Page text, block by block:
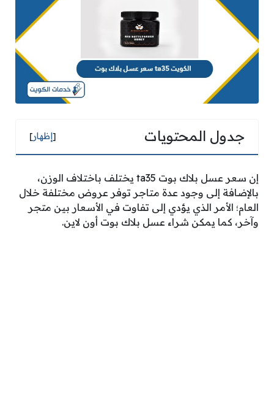
جدول المحتويات [إظهار]
إن سعر عسل بلاك بوت ta35 يختلف باختلاف الوزن،
بالإضافة إلى وجود عدة متاجر توفر عروض مختلفة خلال
العام؛ الأمر الذي يؤدي إلى تفاوت في الأسعار بين متجر
وآخر، كما يمكن شراء عسل بلاك بوت أون لاين.